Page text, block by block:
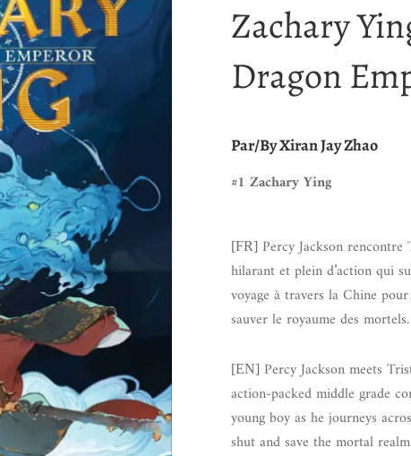
Zachary
Dragon
Par/By Xiran Jay Zhao
#1 Zachary Ying
[FR] Percy Jackson
hilarant et plein d’action qui
voyage à travers la Chine
sauver le royaume des mortels.
[EN] Percy Jackson meets
action-packed middle grade
young boy as he journeys
shut and save the mortal